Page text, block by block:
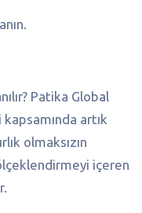
Patika Global
artık
olmaksızın
içeren